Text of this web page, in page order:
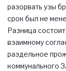
разорвать узы
срок был не
Разница
взаимному
раздельное
коммунального